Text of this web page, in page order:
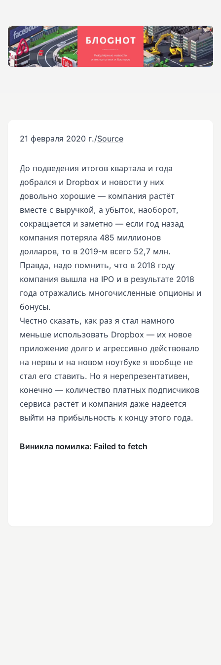
21 февраля 2020 г./Source
До подведения итогов квартала и года
добрался и Dropbox и новости у них
довольно хорошие — компания растёт
вместе с выручкой, а убыток, наоборот,
сокращается и заметно — если год назад
компания потеряла 485 миллионов
долларов, то в 2019-м всего 52,7 млн.
Правда, надо помнить, что в 2018 году
компания вышла на IPO и в результате 2018
года отражались многочисленные опционы и
бонусы.
Честно сказать, как раз я стал намного
меньше использовать Dropbox — их новое
приложение долго и агрессивно действовало
на нервы и на новом ноутбуке я вообще не
стал его ставить. Но я нерепрезентативен,
конечно — количество платных подписчиков
сервиса растёт и компания даже надеется
выйти на прибыльность к концу этого года.